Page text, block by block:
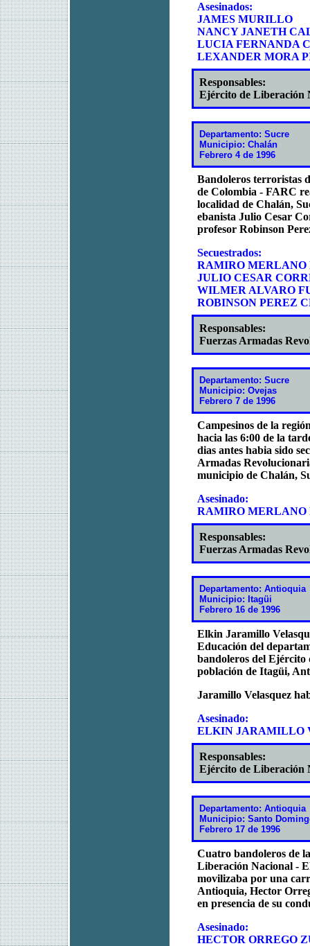
Asesinados:
JAMES MURILLO
NANCY JANETH
LUCIA FERNANDA
LEXANDER MORA
Responsables:
Ejército de Liberación
Departamento: Sucre
Municipio: Chalán
Febrero 4 de 1996
Bandoleros terroristas
de Colombia - FARC
localidad de Chalán,
ebanista Julio Cesar
profesor Robinson
Secuestrados:
RAMIRO MERLANO
JULIO CESAR
WILMER ALVARO
ROBINSON PEREZ
Responsables:
Fuerzas Armadas
Departamento: Sucre
Municipio: Ovejas
Febrero 7 de 1996
Campesinos de la
hacia las 6:00 de la
dias antes habia sido
Armadas
municipio de Chalán,
Asesinado:
RAMIRO MERLANO
Responsables:
Fuerzas Armadas
Departamento: Antioquia
Municipio: Itagüi
Febrero 16 de 1996
Elkin Jaramillo
Educación del
bandoleros del Ejército
población de Itagüi,
Jaramillo Velasquez
Asesinado:
ELKIN JARAMILLO
Responsables:
Ejército de Liberación
Departamento: Antioquia
Municipio: Santo
Febrero 17 de 1996
Cuatro bandoleros de
Liberación Nacional -
movilizaba por una
Antioquia, Hector
en presencia de su
Asesinado:
HECTOR ORREGO